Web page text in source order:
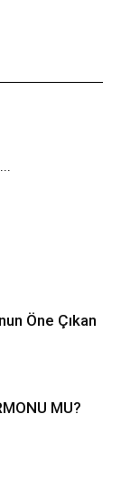
Öne Çıkan
MU?